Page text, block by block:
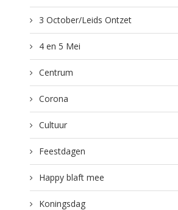
3 October/Leids Ontzet
4 en 5 Mei
Centrum
Corona
Cultuur
Feestdagen
Happy blaft mee
Koningsdag